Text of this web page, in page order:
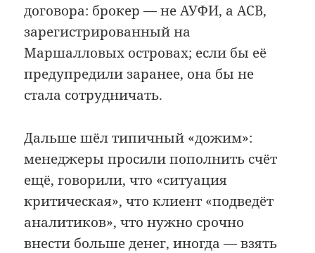
договора: брокер — не АУФИ, а ACB,
зарегистрированный на
Маршалловых островах; если бы её
предупредили заранее, она бы не
стала сотрудничать.
Дальше шёл типичный «дожим»:
менеджеры просили пополнить счёт
ещё, говорили, что «ситуация
критическая», что клиент «подведёт
аналитиков», что нужно срочно
внести больше денег, иногда — взять